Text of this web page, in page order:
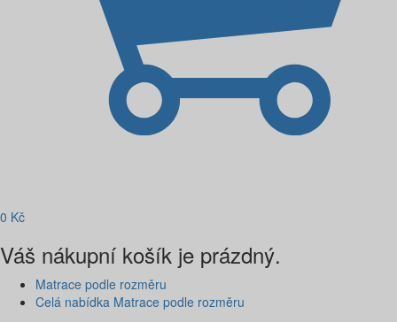
0 Kč
Váš nákupní košík je prázdný.
Matrace podle rozměru
Celá nabídka Matrace podle rozměru